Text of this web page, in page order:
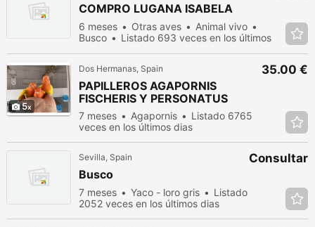
COMPRO LUGANA ISABELA
6 meses Otras aves
Animal vivo
Busco
Listado 693 veces en los últimos
5
Dos Hermanas, Spain
PAPILLEROS AGAPORNIS
FISCHERIS Y PERSONATUS
7 meses Agapornis
Listado 6765
veces en los últimos dias
35.00 €
Sevilla, Spain
Busco
7 meses Yaco - loro gris
Listado
2052 veces en los últimos dias
Consultar